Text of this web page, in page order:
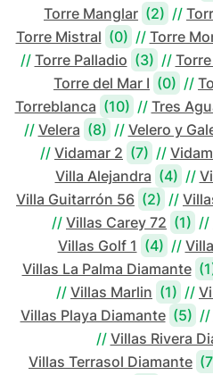
Torre Manglar (2) //
Torre Mistral (0) // Torre
// Torre Palladio (3) //
Torre del Mar I (0) //
Torreblanca (10) // Tres
// Velera (8) // Velero y
// Vidamar 2 (7) //
Villa Alejandra (4) //
Villa Guitarrón 56 (2) //
// Villas Carey 72 (1) //
Villas Golf 1 (4) //
Villas La Palma Diamante
// Villas Marlin (1) //
Villas Playa Diamante (5) //
// Villas Rivera
Villas Terrasol Diamante